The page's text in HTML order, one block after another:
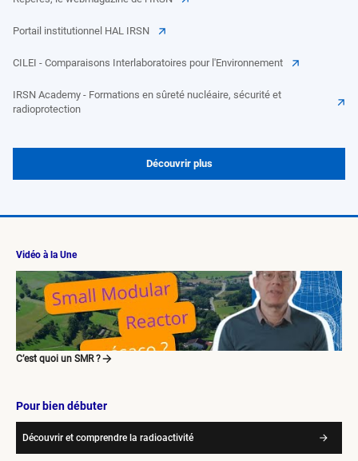
Portail institutionnel HAL IRSN
CILEI - Comparaisons Interlaboratoires pour l'Environnement
IRSN Academy - Formations en sûreté nucléaire, sécurité et
radioprotection
Découvrir plus
Vidéo à la Une
C’est quoi un SMR ?
Pour bien débuter
Découvrir et comprendre la radioactivité